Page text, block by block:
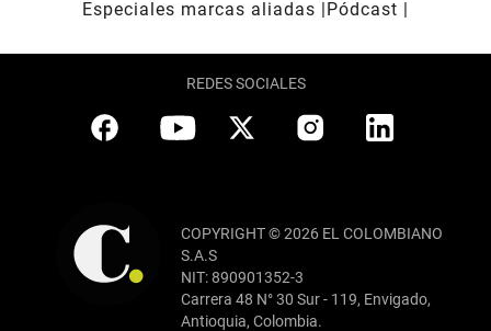
Especiales marcas aliadas
Pódcast
REDES SOCIALES
COPYRIGHT © 2026 EL COLOMBIANO
S.A.S
NIT: 890901352-3
Carrera 48 N° 30 Sur - 119, Envigado,
Antioquia, Colombia.